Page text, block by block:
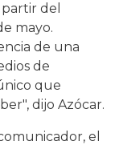
del
mayo.
de una
de
que
dijo Azócar.
el